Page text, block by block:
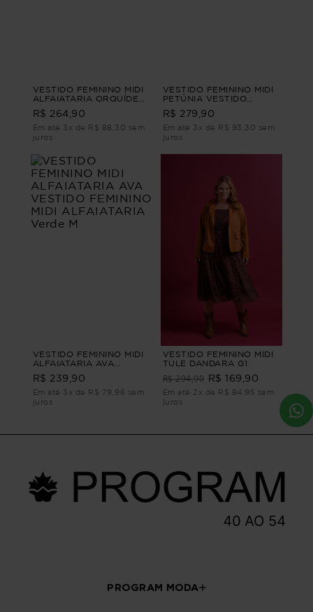
VESTIDO FEMININO MIDI
ALFAIATARIA ORQUÍDEA
VESTIDO FEMININO MIDI
ALFAIATARIA Roxo PP
R$ 264,90
Em até 3x de R$ 88,30 sem
juros
VESTIDO FEMININO MIDI
PETÚNIA VESTIDO
FEMININO MIDI Rosa G1
R$ 279,90
Em até 3x de R$ 93,30 sem
juros
VESTIDO FEMININO MIDI
ALFAIATARIA AVA
VESTIDO FEMININO MIDI
ALFAIATARIA Verde M
R$ 239,90
Em até 3x de R$ 79,96 sem
juros
VESTIDO FEMININO MIDI
TULE DANDARA G1
R$ 294,90 R$ 169,90
Em até 2x de R$ 84,95 sem
juros